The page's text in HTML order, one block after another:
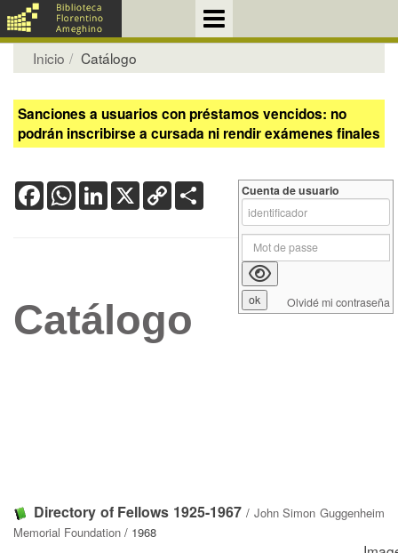
Inicio Catálogo
Sanciones a usuarios con préstamos vencidos: no
podrán inscribirse a cursada ni rendir exámenes finales
FacebookWhatsApp
LinkedIn
X Copy
Link
Catálogo
Directory of Fellows 1925-1967 / John Simon Guggenheim
Memorial Foundation / 1968
Cuenta de usuario
Olvidé mi contraseña